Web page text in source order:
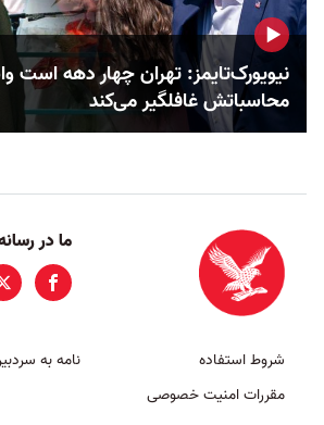
نیویورک‌تایمز: تهران چهار دهه است
محاسباتش غافلگیر می‌کند
ما در
شروط استفاده
مقررات امنیت خصوصی
نامه به